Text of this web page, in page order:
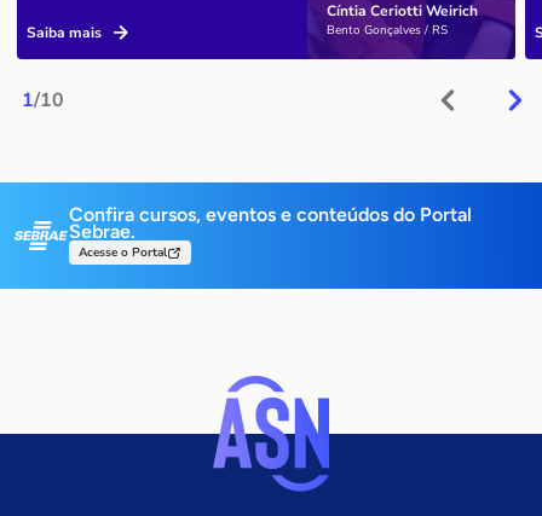
1/10
Cíntia Ceriotti Weirich
Bento Gonçalves / RS
Saiba mais
Confira cursos, eventos e conteúdos do Portal
Sebrae.
Acesse o Portal